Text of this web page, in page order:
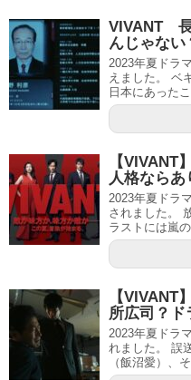
VIVANT 長
んじゃない
2023年夏ドラ
えました。 ベ
日本にあった
【VIVANT
人格ならあ
2023年夏ドラ
されました。
ラストには嵐
【VIVANT
所広司？ド
2023年夏ドラ
れました。 誤
（飯沼愛）、